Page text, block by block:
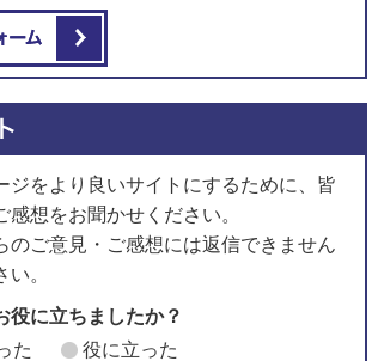
ジをより良いサイトにするために、皆
感想をお聞かせください。
のご意見・ご感想には返信できません
。
役に立ちましたか？
た
役に立った